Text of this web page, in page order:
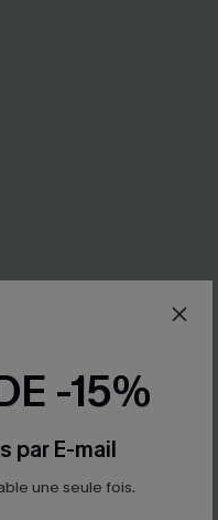
-15%
par E-mail
une seule fois.